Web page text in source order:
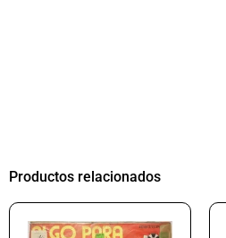
Productos relacionados